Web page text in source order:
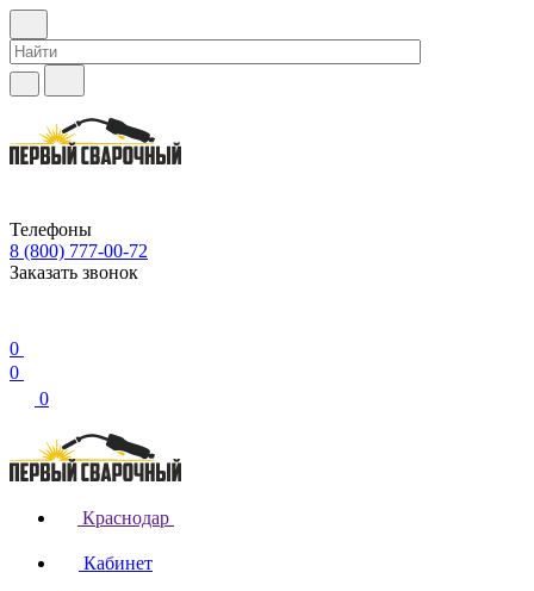
Телефоны
8 (800) 777-00-72
Заказать звонок
0
0
0
Краснодар
Кабинет